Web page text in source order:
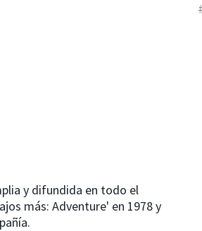
y difundida en todo el
más: Adventure' en 1978 y